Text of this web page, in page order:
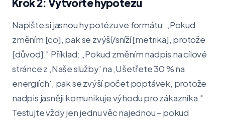
Krok 2: Vytvořte hypotézu
Napište si jasnou hypotézu ve formátu: „Pokud
změním [co], pak se zvýší/sníží [metrika], protože
[důvod]." Příklad: „Pokud změním nadpis na cílové
stránce z ‚Naše služby' na ‚Ušetřete 30 % na
energiích', pak se zvýší počet poptávek, protože
nadpis jasněji komunikuje výhodu pro zákazníka."
Testujte vždy jen jednu věc najednou – pokud